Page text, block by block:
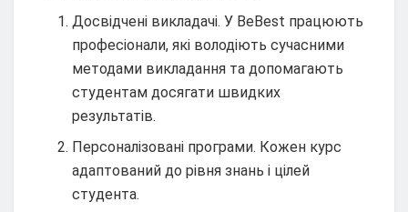
Досвідчені викладачі. У BeBest працюють
професіонали, які володіють сучасними
методами викладання та допомагають
студентам досягати швидких
результатів.
Персоналізовані програми. Кожен курс
адаптований до рівня знань і цілей
студента.